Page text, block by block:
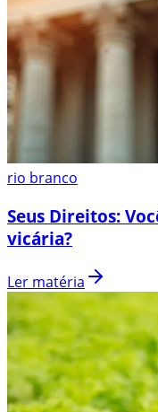
rio branco
Seus Direitos:
vicária?
Ler matéria